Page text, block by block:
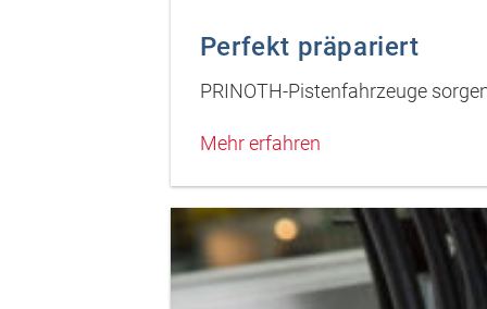
Perfekt präpariert
PRINOTH-Pistenfahrzeuge
Mehr erfahren